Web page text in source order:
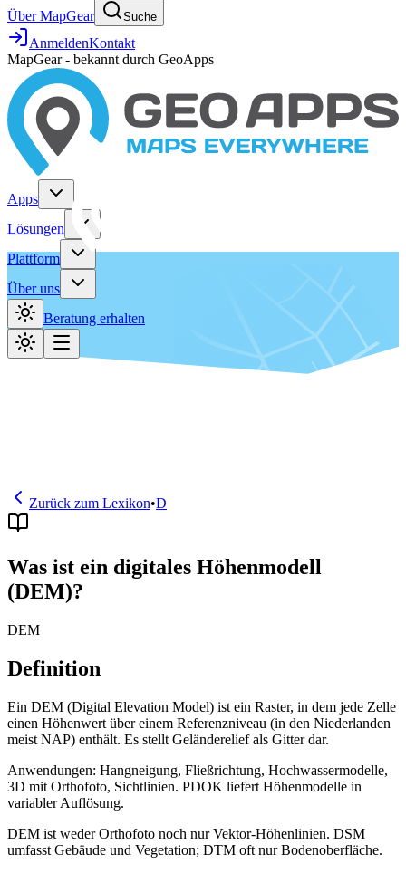
Über MapGear Suche
AnmeldenKontakt
MapGear - bekannt durch GeoApps
Apps
Lösungen
Plattform
Über uns
Beratung erhalten
Zurück zum Lexikon•D
Was ist ein digitales Höhenmodell
(DEM)?
DEM
Definition
Ein DEM (Digital Elevation Model) ist ein Raster, in dem jede Zelle
einen Höhenwert über einem Referenzniveau (in den Niederlanden
meist NAP) enthält. Es stellt Geländerelief als Gitter dar.
Anwendungen: Hangneigung, Fließrichtung, Hochwassermodelle,
3D mit Orthofoto, Sichtlinien. PDOK liefert Höhenmodelle in
variabler Auflösung.
DEM ist weder Orthofoto noch nur Vektor-Höhenlinien. DSM
umfasst Gebäude und Vegetation; DTM oft nur Bodenoberfläche.